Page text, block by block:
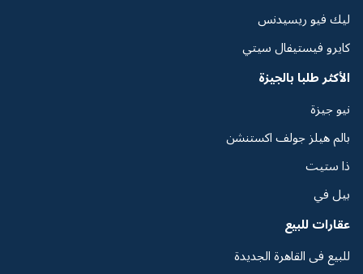
ليك فيو ريسيدنس
كايرو فيستيفال سيتي
الأكثر طلبا بالجيزة
نيو جيزة
بالم هيلز جولف اكستنشن
ذا ستيت
بيل في
عقارات للبيع
للبيع فى القاهرة الجديدة